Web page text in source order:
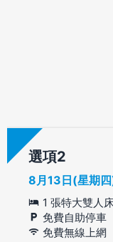
選項
8月13日(星期
1 張特大雙人
免費自助停車
免費無線上網